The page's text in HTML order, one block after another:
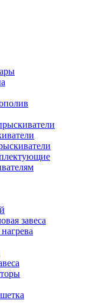
завеса